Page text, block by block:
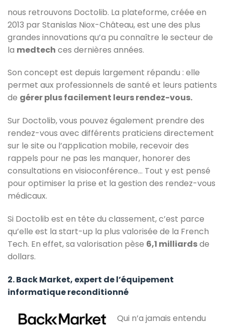
nous retrouvons Doctolib. La plateforme, créée en
2013 par Stanislas Niox-Château, est une des plus
grandes innovations qu’a pu connaître le secteur de
la medtech ces dernières années.
Son concept est depuis largement répandu : elle
permet aux professionnels de santé et leurs patients
de gérer plus facilement leurs rendez-vous.
Sur Doctolib, vous pouvez également prendre des
rendez-vous avec différents praticiens directement
sur le site ou l’application mobile, recevoir des
rappels pour ne pas les manquer, honorer des
consultations en visioconférence… Tout y est pensé
pour optimiser la prise et la gestion des rendez-vous
médicaux.
Si Doctolib est en tête du classement, c’est parce
qu’elle est la start-up la plus valorisée de la French
Tech. En effet, sa valorisation pèse 6,1 milliardsde
dollars.
2. Back Market, expert de l’équipement
informatique reconditionné
Qui n’a jamais entendu